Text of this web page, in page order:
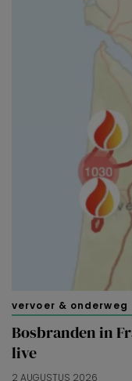
vervoer & onderweg
Bosbranden in
live
2 AUGUSTUS 2026